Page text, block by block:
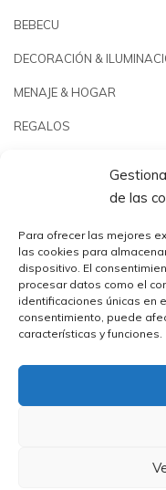
de las
Para ofrecer las mejores
las cookies para
dispositivo. El
procesar datos como el
identificaciones únicas en
consentimiento, puede
características y funciones.
BEBECU
DECORACIÓN &
MENAJE & HOGAR
REGALOS
PISCINAS & REPUESTOS
Comercial Utrera s.l.©